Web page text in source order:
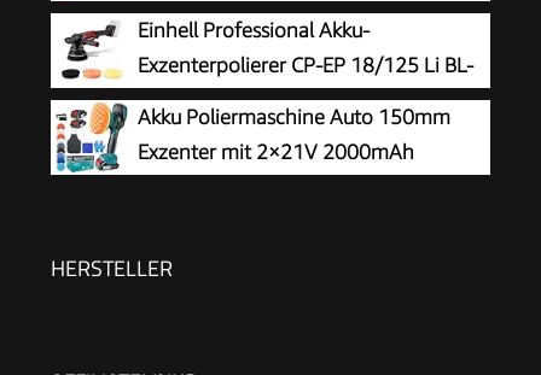
2x2.0Ah 21V Batterie, 6 variable
Geschwindigkeiten, 3200–6600 U/min, für die
Autodetailing, Scheinwerfer Aufbereitung
Einhell Professional Akku-
Exzenterpolierer CP-EP 18/125 Li BL-
Solo
Akku Poliermaschine Auto 150mm
Exzenter mit 2×21V 2000mAh
Auto poliermaschinen, polishing machine
HERSTELLER